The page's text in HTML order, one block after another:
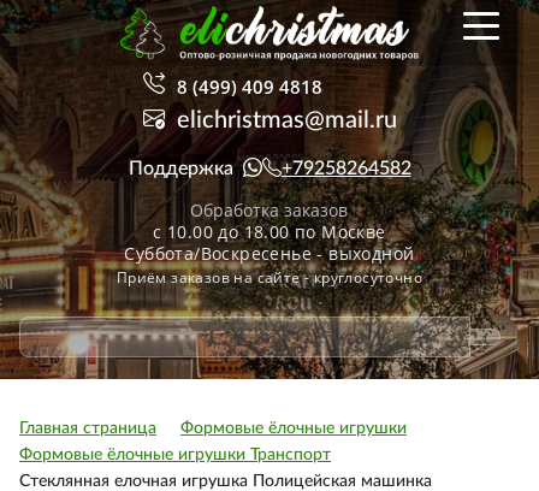
8 (499) 409 4818
elichristmas@mail.ru
Поддержка +79258264582
Обработка заказов
с 10.00 до 18.00 по Москве
Суббота/Воскресенье - выходной
Приём заказов на сайте - круглосуточно
Главная страница
Формовые ёлочные игрушки
Формовые ёлочные игрушки Транспорт
Стеклянная елочная игрушка Полицейская машинка